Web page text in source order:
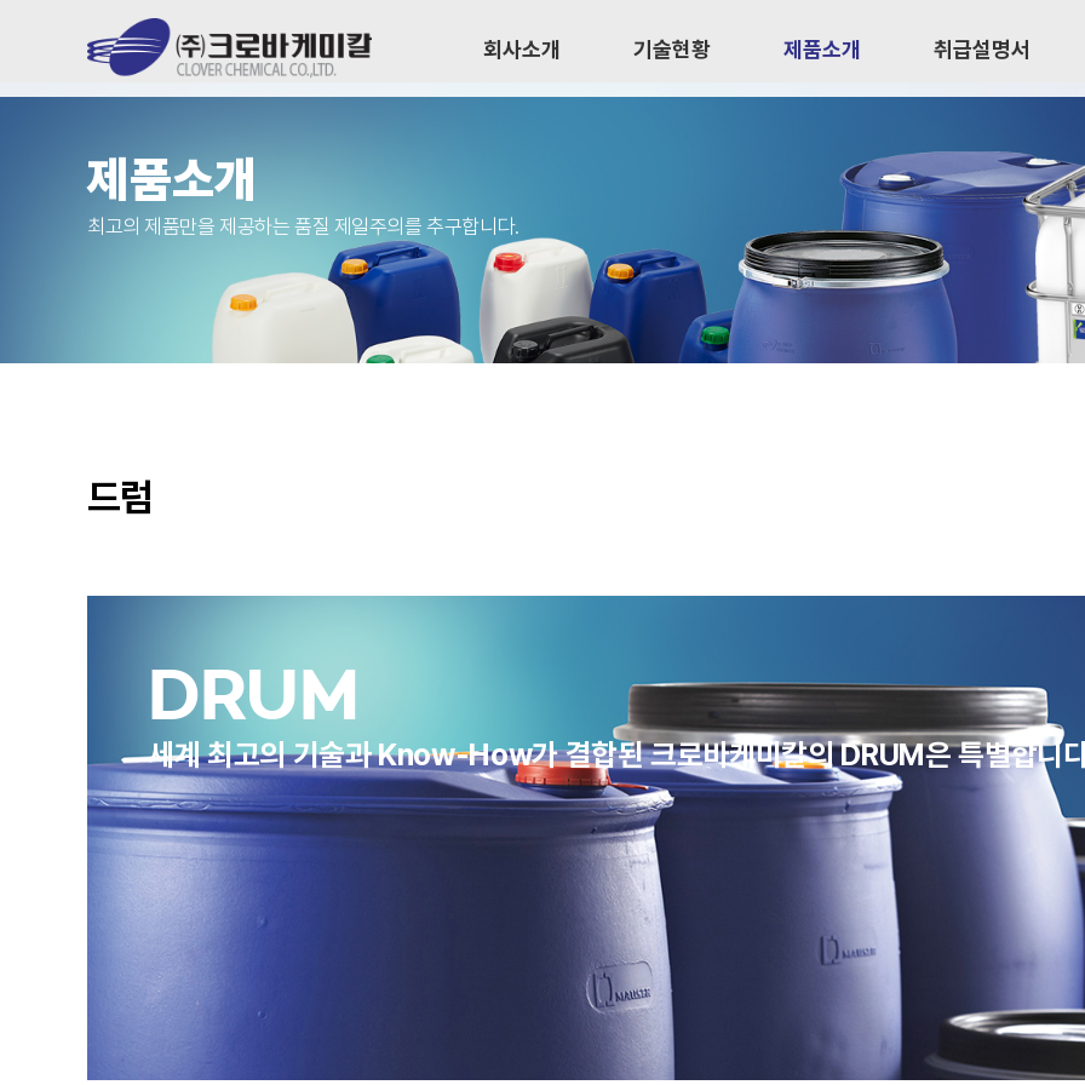
회사소개 기술현황 제품소개 취급설명서
제품소개
최고의 제품만을 제공하는 품질 제일주의를 추구합니다.
드럼
DRUM
세계 최고의 기술과 Know-How가 결합된 크로바케미칼의 DRUM은 특별합니